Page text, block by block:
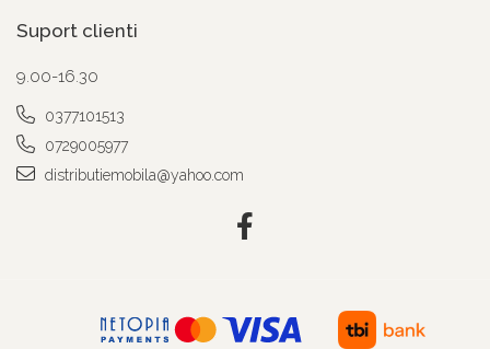
Suport clienti
9.00-16.30
0377101513
0729005977
distributiemobila@yahoo.com